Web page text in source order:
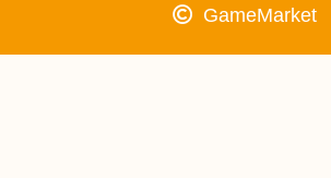
GameMarket